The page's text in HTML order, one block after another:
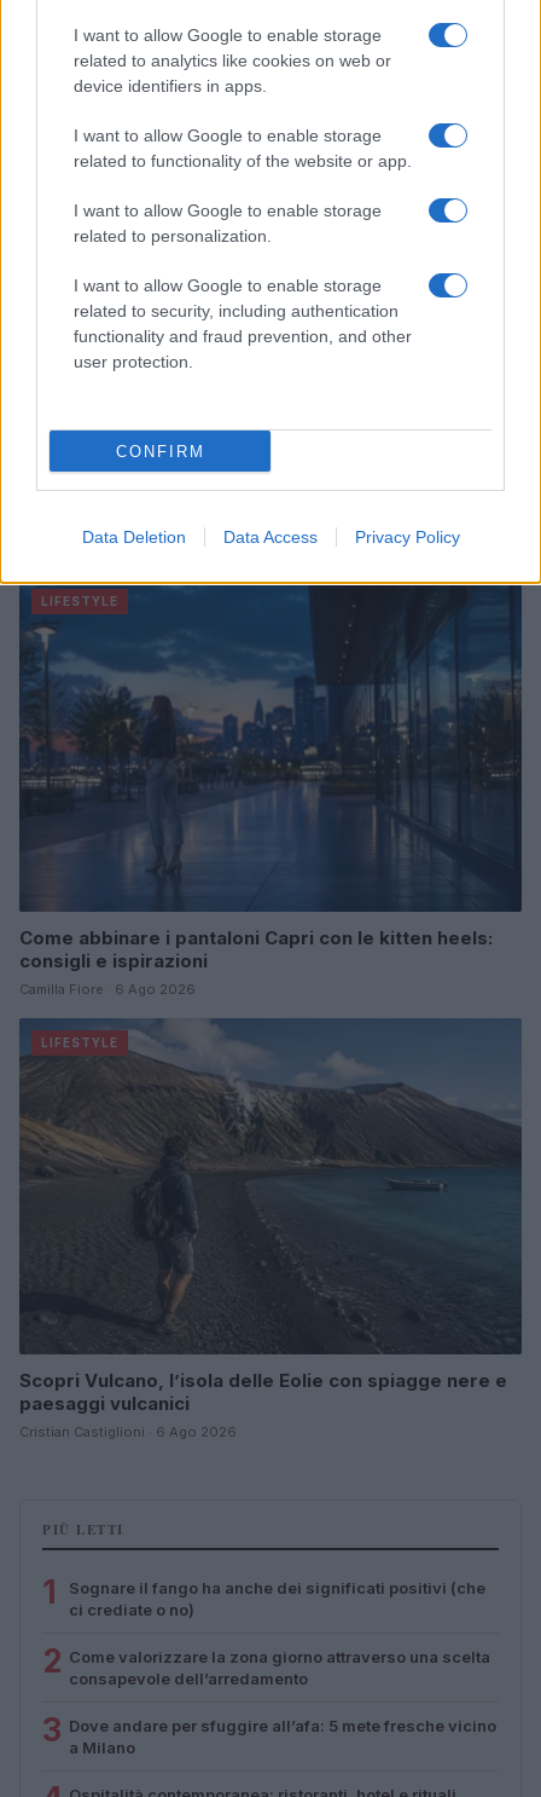
I want to allow Google to enable storage
related to analytics like cookies on web or
device identifiers in apps.
I want to allow Google to enable storage
related to functionality of the website or app.
I want to allow Google to enable storage
related to personalization.
I want to allow Google to enable storage
related to security, including authentication
functionality and fraud prevention, and other
user protection.
CONFIRM
Data Deletion Data Access Privacy Policy
Continua a leggere
LIFESTYLE
Esplorare il Giardino delle Meraviglie: piante
Cristian Castiglioni · 6 Ago 2026
LIFESTYLE
Come abbinare i pantaloni Capri con le kitten heels:
consigli e ispirazioni
Camilla Fiore · 6 Ago 2026
LIFESTYLE
Scopri Vulcano, l’isola delle Eolie con spiagge nere e
paesaggi vulcanici
Cristian Castiglioni · 6 Ago 2026
PIÙ LETTI
1
Sognare il fango ha anche dei significati positivi (che
ci crediate o no)
2 Come valorizzare la zona giorno attraverso una scelta
consapevole dell’arredamento
3 Dove andare per sfuggire all’afa: 5 mete fresche vicino
a Milano